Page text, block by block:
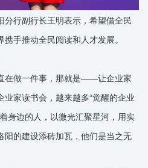
行副行长王明表示，希望借全民
手推动全民阅读和人才发展。
做一件事，那就是——让企业家
家读书会，越来越多“觉醒的企业
身边的人，以微光汇聚星河，用实
阳的建设添砖加瓦，他们是当之无